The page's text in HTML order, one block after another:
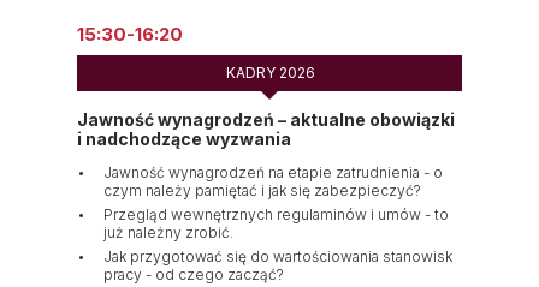
KADRY 2026
Jawność wynagrodzeń na etapie zatrudnienia - o
czym należy pamiętać i jak się zabezpieczyć?
Przegląd wewnętrznych regulaminów i umów - to
już należny zrobić.
Jak przygotować się do wartościowania stanowisk
pracy - od czego zacząć?
15:30-16:20
Jawność wynagrodzeń – aktualne obowiązki
i nadchodzące wyzwania